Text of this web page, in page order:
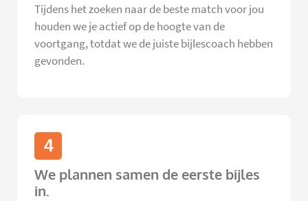
Tijdens het zoeken naar de beste match voor jou
houden we je actief op de hoogte van de
voortgang, totdat we de juiste bijlescoach hebben
gevonden.
4
We plannen samen de eerste bijles
in.